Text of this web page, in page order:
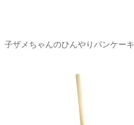
子ザメちゃんのひんやりパンケーキ